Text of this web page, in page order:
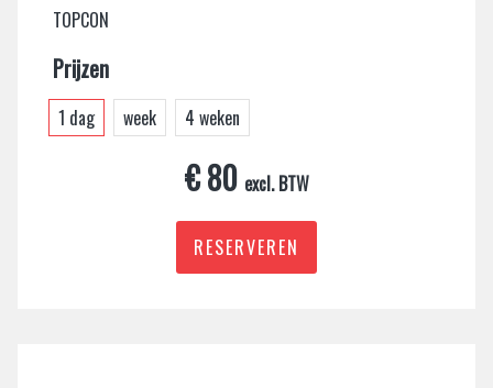
TOPCON
Prijzen
1 dag week 4 weken
€ 80 excl. BTW
RESERVEREN